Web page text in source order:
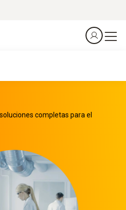
completas para el